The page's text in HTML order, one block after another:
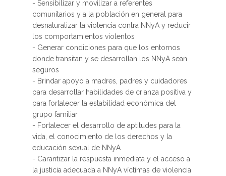
- Sensibilizar y movilizar a referentes
comunitarios y a la población en general para
desnaturalizar la violencia contra NNyA y reducir
los comportamientos violentos
- Generar condiciones para que los entornos
donde transitan y se desarrollan los NNyA sean
seguros
- Brindar apoyo a madres, padres y cuidadores
para desarrollar habilidades de crianza positiva y
para fortalecer la estabilidad económica del
grupo familiar
- Fortalecer el desarrollo de aptitudes para la
vida, el conocimiento de los derechos y la
educación sexual de NNyA
- Garantizar la respuesta inmediata y el acceso a
la justicia adecuada a NNyA víctimas de violencia